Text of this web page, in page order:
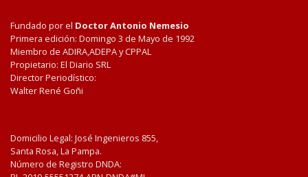
Fundado por el Doctor Antonio Nemesio
Primera edición: Domingo 3 de Mayo de 1992
Miembro de ADIRA,ADEPA y CPPAL
Propietario: El Diario SRL
Director Periodístico:
Walter René Goñi
Domicilio Legal: José Ingenieros 855,
Santa Rosa, La Pampa.
Número de Registro DNDA: